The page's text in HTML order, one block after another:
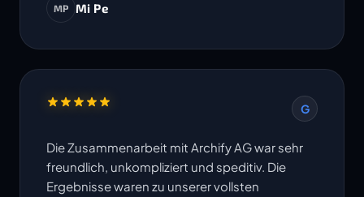
MP Mi Pe
G
Die Zusammenarbeit mit Archify AG war sehr
freundlich, unkompliziert und speditiv. Die
Ergebnisse waren zu unserer vollsten